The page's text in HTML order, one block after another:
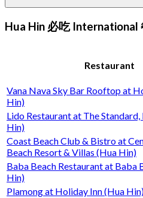
Hua Hin 必吃 International
Restaurant
Vana Nava Sky Bar Rooftop at
Hin)
Lido Restaurant at The
Hin)
Coast Beach Club & Bistro at
Beach Resort & Villas (Hua Hin)
Baba Beach Restaurant at Baba
Hin)
Plamong at Holiday Inn (Hua